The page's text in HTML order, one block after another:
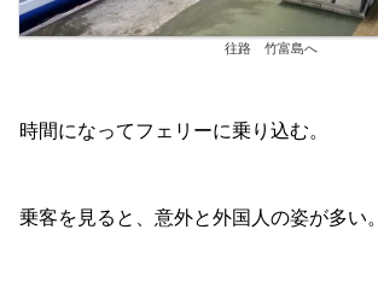
往路 竹富島へ
時間になってフェリーに乗り込む。
乗客を見ると、意外と外国人の姿が多い。